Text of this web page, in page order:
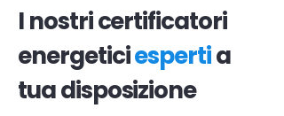
I nostri certificatori
energeticiespertia
tua disposizione